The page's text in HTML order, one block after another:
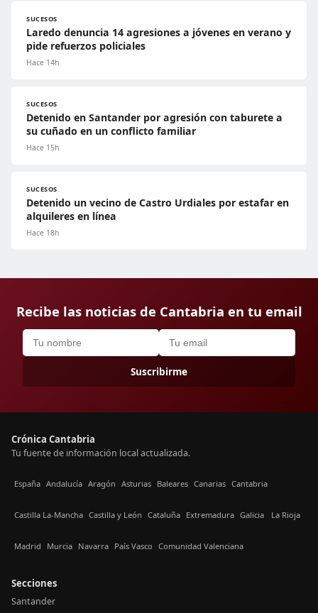
SUCESOS
Laredo denuncia 14 agresiones a jóvenes en verano y
pide refuerzos policiales
Hace 14h
SUCESOS
Detenido en Santander por agresión con taburete a
su cuñado en un conflicto familiar
Hace 15h
SUCESOS
Detenido un vecino de Castro Urdiales por estafar en
alquileres en línea
Hace 18h
Recibe las noticias de Cantabria en tu email
Suscribirme
Crónica Cantabria
Tu fuente de información local actualizada.
España Andalucía Aragón Asturias Baleares Canarias Cantabria
Castilla La-Mancha Castilla y León Cataluña Extremadura Galicia La Rioja
Madrid Murcia Navarra País Vasco Comunidad Valenciana
Secciones
Santander